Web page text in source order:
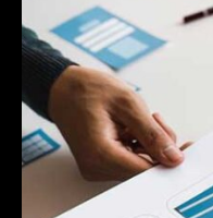
Готовые
сокращают
Вместо недель
и верстку вы
Достаточно
изображения и
элементы —